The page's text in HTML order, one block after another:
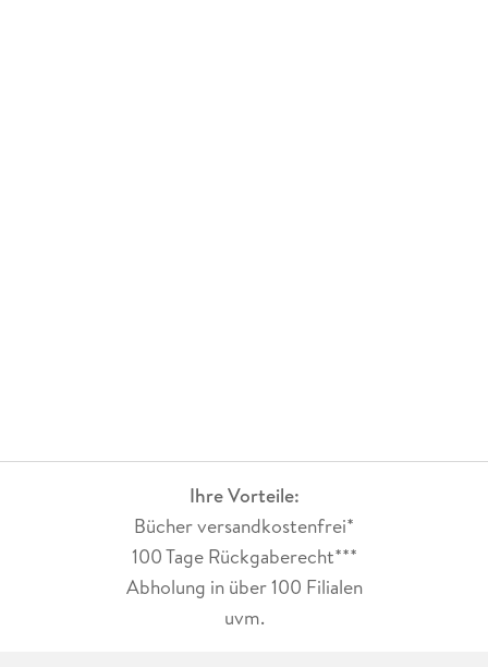
Ihre Vorteile:
Bücher versandkostenfrei*
100 Tage Rückgaberecht***
Abholung in über 100 Filialen
uvm.